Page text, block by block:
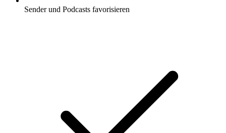
Sender und Podcasts favorisieren